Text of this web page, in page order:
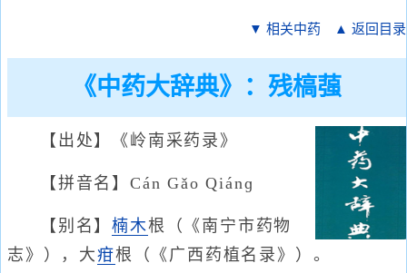
▼ 相关中药 ▲ 返回目录
《中药大辞典》：残槁蔃
【出处】《岭南采药录》
【拼音名】Cán Gǎo Qiánɡ
【别名】楠木根（《南宁市药物
志》），大疳根（《广西药植名录》）。